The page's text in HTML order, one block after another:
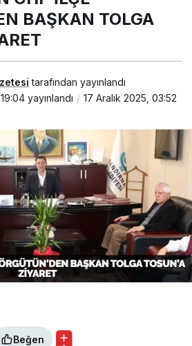
BAŞKAN TOLGA
tarafından yayınlandı
yayınlandı
17 Aralık 2025, 03:52
Beğen